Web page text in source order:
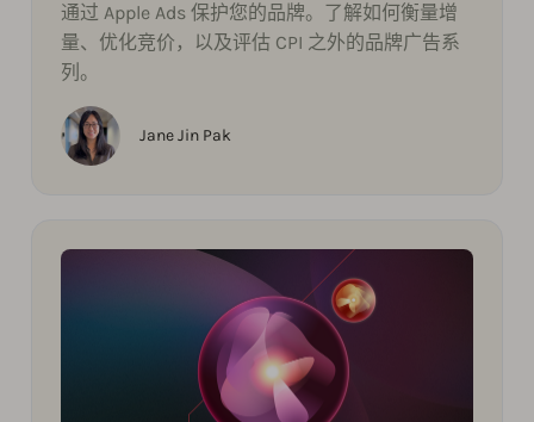
通过 Apple Ads 保护您的品牌。了解如何衡量增
量、优化竞价，以及评估 CPI 之外的品牌广告系
列。
Jane Jin Pak